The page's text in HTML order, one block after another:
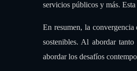
informadas al considerar no
En resumen, la
sostenibles. Al abordar tanto